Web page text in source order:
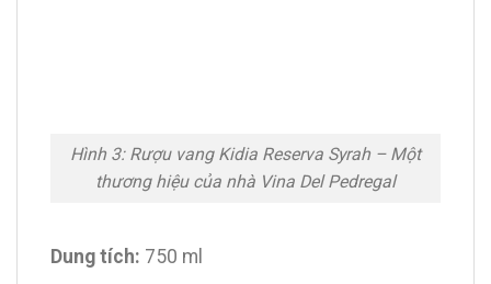
Hình 3: Rượu vang Kidia Reserva Syrah – Một
thương hiệu của nhà Vina Del Pedregal
Dung tích: 750 ml